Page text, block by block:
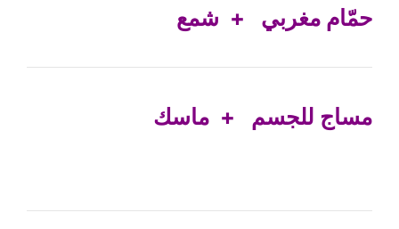
حمّام مغربي + شمع
مساج للجسم + ماسك